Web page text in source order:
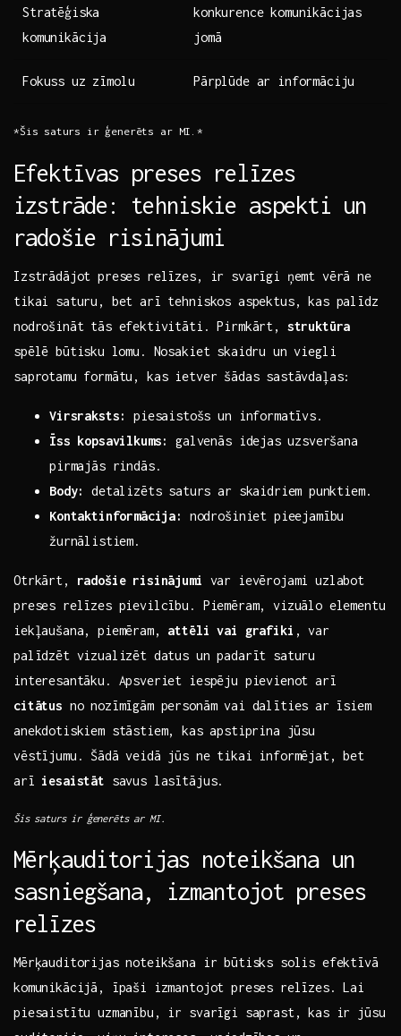
Stratēģiska
komunikācija
konkurence komunikācijas
jomā
Fokuss uz zīmolu Pārplūde ar informāciju
*Šis ⁤saturs ​ir ģenerēts ar MI.*
Efektīvas preses relīzes
izstrāde: tehniskie aspekti un
radošie risinājumi
Izstrādājot preses relīzes, ir svarīgi ņemt vērā ne
tikai saturu, bet arī tehniskos aspektus, kas palīdz
nodrošināt tās efektivitāti. Pirmkārt, struktūra
spēlē būtisku⁣ lomu. Nosakiet skaidru un viegli
saprotamu formātu, kas ietver šādas sastāvdaļas:
Virsraksts:
piesaistošs un informatīvs.
Īss kopsavilkums:
galvenās idejas⁤ uzsveršana
pirmajās rindās.
Body:
detalizēts saturs ar skaidriem ⁣punktiem.
Kontaktinformācija:
nodrošiniet pieejamību​
žurnālistiem.
Otrkārt, radošie risinājumi var ievērojami uzlabot
preses relīzes pievilcību. Piemēram, vizuālo elementu
iekļaušana, ‌piemēram, attēli vai grafiki , var
palīdzēt vizualizēt datus un padarīt saturu
interesantāku. Apsveriet iespēju pievienot arī
citātus no nozīmīgām personām vai dalīties ar ⁢īsiem
anekdotiskiem‍ stāstiem, ⁣kas apstiprina jūsu
vēstījumu. Šādā veidā jūs ne tikai informējat, bet
arī iesaistāt savus lasītājus.
Šis saturs ir ģenerēts ar MI.
Mērķauditorijas noteikšana un
sasniegšana, izmantojot preses
relīzes
Mērķauditorijas noteikšana ir​ būtisks solis efektīvā
komunikācijā, īpaši izmantojot preses relīzes.⁢ Lai
piesaistītu uzmanību, ir svarīgi saprast, kas ir jūsu